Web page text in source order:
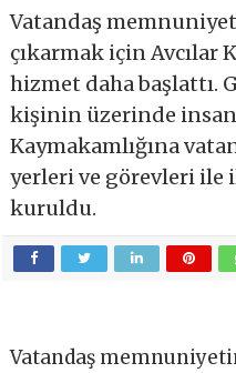
Vatandaş
çıkarmak için Avcılar
hizmet daha başlattı.
kişinin üzerinde
Kaymakamlığına
yerleri ve görevleri ile
kuruldu.
Vatandaş